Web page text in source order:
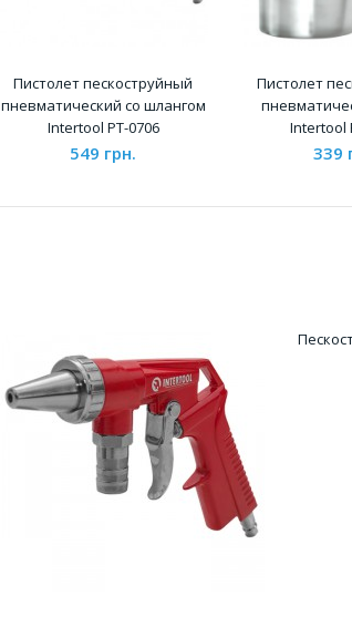
Пистолет пескоструйный
пневматический со шлангом
Intertool PT-0706
549 грн.
Пистолет
Intertool
339